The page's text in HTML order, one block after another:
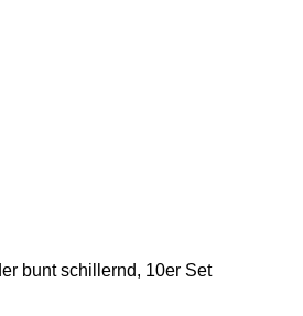
bunt schillernd, 10er Set